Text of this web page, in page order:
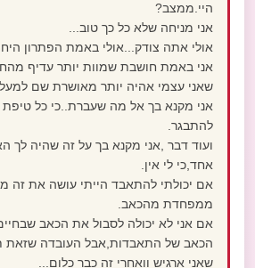
היי.ממצב?
אני מניחה שלא כל כך טוב...
אולי אתה צודק...אולי באמת הפתרון
אני באמת חושבת שמוות יותר עדיף
שאני עצמי אהיה יותר מאושרת שם
אני מקנא בך אל מה שעברת..כי כל
להתבגר.
ועוד דבר ,אני מקנא בך על זה שהיה לך
אחד,כי לי אין.
אם יכולתי להתאבד הייתי עושה את זה
ממפחדת מהכאב.
אם אני לא יכולה לסבול את הכאב
הכאב של התאבדות,אבל העובדה שזאת
שאני ארגיש וואחרי זה כבר כלום...